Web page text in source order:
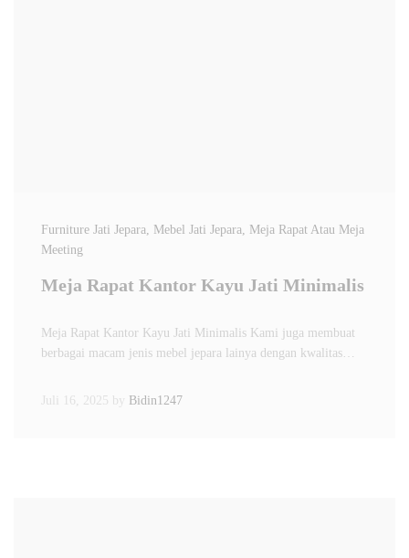
Furniture Jati Jepara, Mebel Jati Jepara, Meja Rapat Atau Meja
Meeting
Meja Rapat Kantor Kayu Jati Minimalis
Meja Rapat Kantor Kayu Jati Minimalis Kami juga membuat
berbagai macam jenis mebel jepara lainya dengan kwalitas…
Juli 16, 2025 by Bidin1247